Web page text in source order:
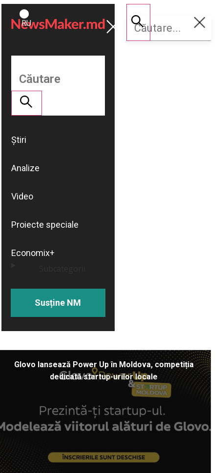
ROMÂNĂ
RU
Susține
NM
Știri
Analize
Video
Proiecte speciale
Economix+
Susține NM
Glovo lansează Power Up în Moldova, competiția
dedicată startup-urilor locale